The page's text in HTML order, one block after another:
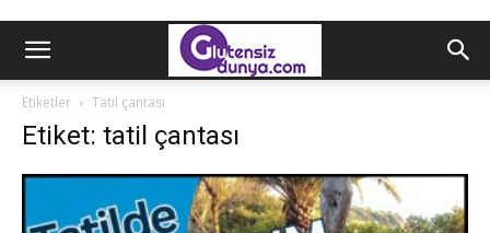
Etiketler Tatil çantası
Etiket: tatil çantası